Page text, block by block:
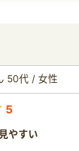
50代 / 女性
5
やすい